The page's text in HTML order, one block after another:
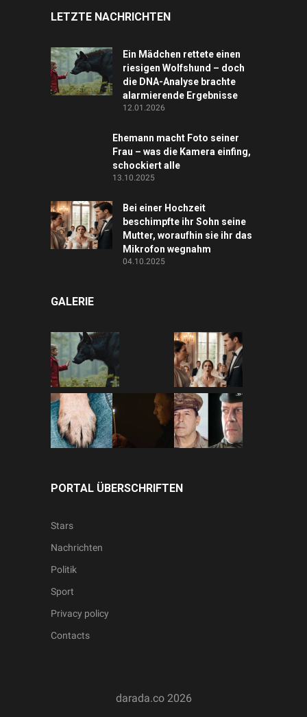
LETZTE NACHRICHTEN
Ein Mädchen rettete einen
riesigen Wolfshund – doch
die DNA-Analyse brachte
alarmierende Ergebnisse
12.01.2026
Ehemann macht Foto seiner
Frau – was die Kamera einfing,
schockiert alle
13.10.2025
Bei einer Hochzeit
beschimpfte ihr Sohn seine
Mutter, woraufhin sie ihr das
Mikrofon wegnahm
04.10.2025
GALERIE
PORTAL ÜBERSCHRIFTEN
Stars
Nachrichten
Politik
Sport
Privacy policy
Contacts
darada.co 2026